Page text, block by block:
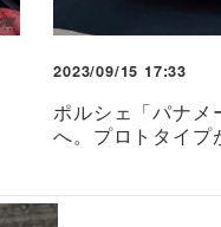
2023/09/15 17:33
ポルシェ「パナ
へ。プロトタイプ